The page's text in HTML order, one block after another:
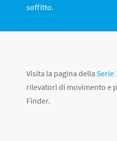
soffitto.
Visita la pagina della Serie
rilevatori di movimento e
Finder.